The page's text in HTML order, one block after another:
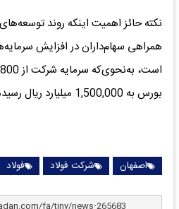
نکته حائز اهمیت اینکه روند
همراهی سهام‌داران در افزایش
بورس به 1,500,000 میلیارد ریال رسیده است.
اصفهان شرکت فولاد فولاد